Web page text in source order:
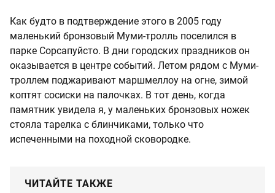
Как будто в подтверждение этого в 2005 году
маленький бронзовый Муми-тролль поселился в
парке Сорсапуйсто. В дни городских праздников он
оказывается в центре событий. Летом рядом с Муми-
троллем поджаривают маршмеллоу на огне, зимой
коптят сосиски на палочках. В тот день, когда
памятник увидела я, у маленьких бронзовых ножек
стояла тарелка с блинчиками, только что
испеченными на походной сковородке.
ЧИТАЙТЕ ТАКЖЕ